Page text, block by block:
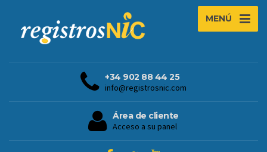
MENÚ
+34 902 88 44 25
info@registrosnic.com
Área de cliente
Acceso a su panel